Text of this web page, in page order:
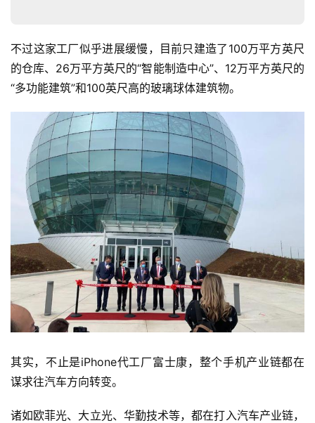
不过这家工厂似乎进展缓慢，目前只建造了100万平方英尺
的仓库、26万平方英尺的“智能制造中心”、12万平方英尺的
“多功能建筑”和100英尺高的玻璃球体建筑物。
其实，不止是iPhone代工厂富士康，整个手机产业链都在
谋求往汽车方向转变。
诸如欧菲光、大立光、华勤技术等，都在打入汽车产业链，